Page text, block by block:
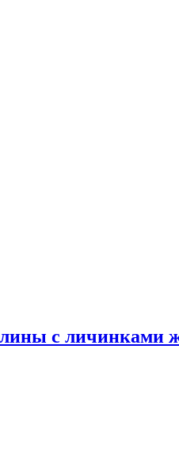
с личинками